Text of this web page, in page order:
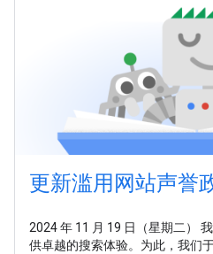
更新滥用网站声誉
2024 年 11 月 19 日（星期二）
供卓越的搜索体验。为此，我们